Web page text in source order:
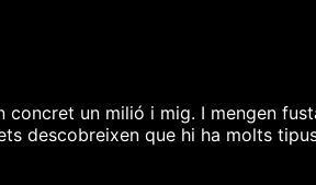
concret un milió i mig. I mengen
descobreixen que hi ha molts